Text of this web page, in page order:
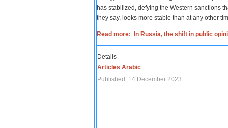
has stabilized, defying the Western sanctions
they say, looks more stable than at any other
Read more: In Russia, the shift in public
Details
Articles Arabic
Published: 14 December 2023